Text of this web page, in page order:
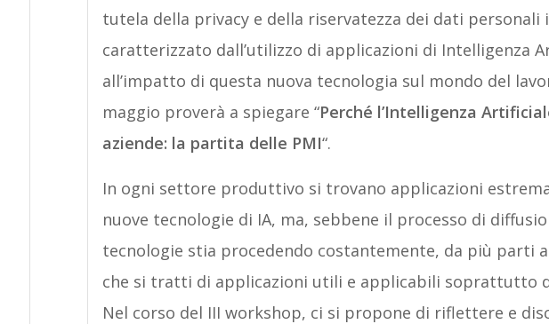
tutela della privacy e della riservatezza dei dati personali
caratterizzato dall’utilizzo di applicazioni di Intelligenza
all’impatto di questa nuova tecnologia sul mondo del
maggio proverà a spiegare “Perché l’Intelligenza
aziende: la partita delle PMI“.
In ogni settore produttivo si trovano applicazioni
nuove tecnologie di IA, ma, sebbene il processo di
tecnologie stia procedendo costantemente, da più parti
che si tratti di applicazioni utili e applicabili soprattutto
Nel corso del III workshop, ci si propone di riflettere e